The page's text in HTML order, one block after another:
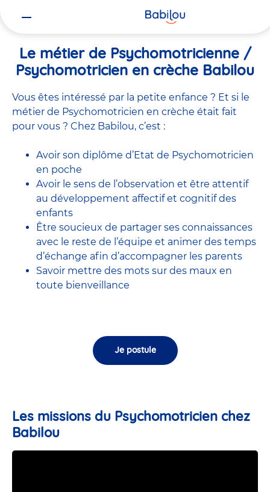
Le métier de Psychomotricienne /
Psychomotricien en crèche Babilou
Vous êtes intéressé par la petite enfance ? Et si le
métier de Psychomotricien en crèche était fait
pour vous ? Chez Babilou, c’est :
Avoir son diplôme d’Etat de Psychomotricien
en poche
Avoir le sens de l’observation et être attentif
au développement affectif et cognitif des
enfants
Être soucieux de partager ses connaissances
avec le reste de l’équipe et animer des temps
d’échange afin d’accompagner les parents
Savoir mettre des mots sur des maux en
toute bienveillance
Je postule
Les missions du Psychomotricien chez
Babilou